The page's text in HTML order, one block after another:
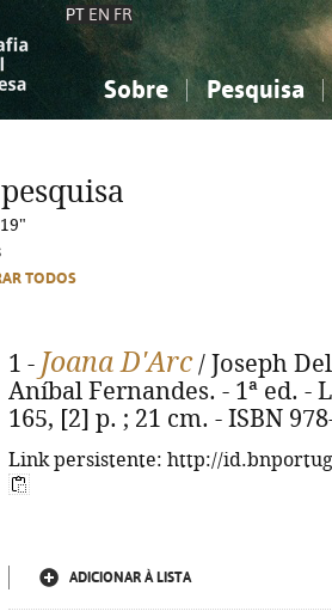
PT EN FR
Sobre Pesquisa
Ciências sociais...
Ciências sociais...
TODOS
1 - Joana D'Arc/ Joseph
Aníbal Fernandes. - 1ª ed. -
165, [2] p. ; 21 cm. - ISBN
Link persistente: http://
ADICIONAR À LISTA